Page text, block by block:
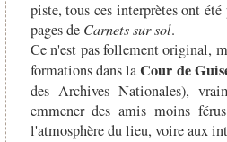
piste, tous ces interprètes ont
pages de Carnets sur sol.
Ce n'est pas follement original,
formations dans laCour de
des Archives Nationales),
emmener des amis moins
l'atmosphère du lieu, voire aux